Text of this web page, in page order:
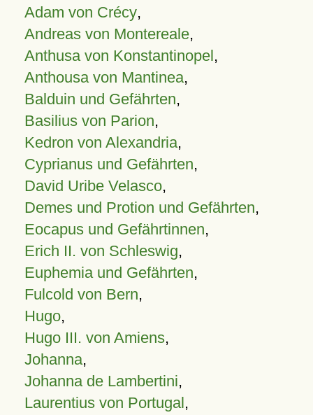
Adam von Crécy,
Andreas von Montereale,
Anthusa von Konstantinopel,
Anthousa von Mantinea,
Balduin und Gefährten,
Basilius von Parion,
Kedron von Alexandria,
Cyprianus und Gefährten,
David Uribe Velasco,
Demes und Protion und Gefährten,
Eocapus und Gefährtinnen,
Erich II. von Schleswig,
Euphemia und Gefährten,
Fulcold von Bern,
Hugo,
Hugo III. von Amiens,
Johanna,
Johanna de Lambertini,
Laurentius von Portugal,